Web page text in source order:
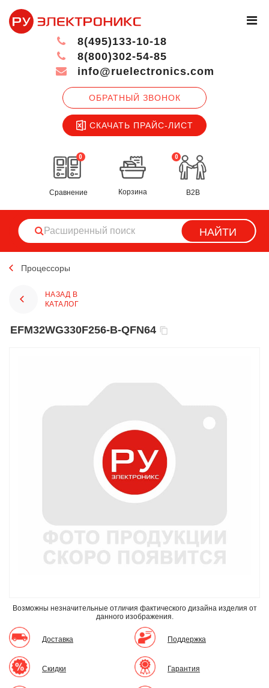
ОБРАТНЫЙ ЗВОНОК
СКАЧАТЬ ПРАЙС-ЛИСТ
8(495)133-10-18
8(800)302-54-85
info@ruelectronics.com
0
Сравнение
0
Корзина B2B
НАЙТИ
Процессоры
НАЗАД В
КАТАЛОГ
EFM32WG330F256-B-QFN64
Возможны незначительные отличия фактического дизайна изделия от
данного изображения.
Доставка
Скидки
Поддержка
Гарантия